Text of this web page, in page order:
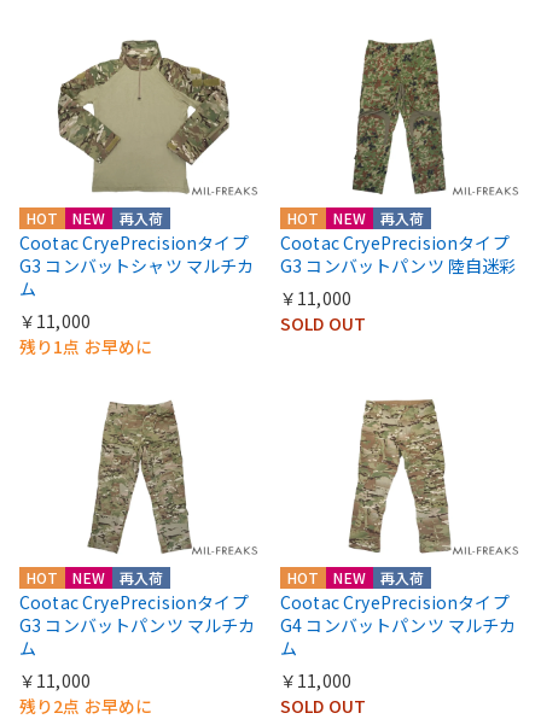
HOT NEW 再入荷
Cootac CryePrecisionタイプ
G3 コンバットシャツ マルチカ
ム
￥11,000
残り1点 お早めに
HOT NEW 再入荷
Cootac CryePrecisionタイプ
G3 コンバットパンツ 陸自迷彩
￥11,000
SOLD OUT
HOT NEW 再入荷
Cootac CryePrecisionタイプ
G3 コンバットパンツ マルチカ
ム
￥11,000
残り2点 お早めに
HOT NEW 再入荷
Cootac CryePrecisionタイプ
G4 コンバットパンツ マルチカ
ム
￥11,000
SOLD OUT